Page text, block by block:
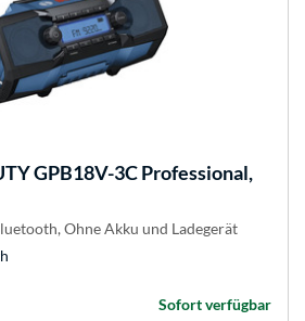
GPB18V-3C Professional,
Ohne Akku und Ladegerät
Sofort verfügbar